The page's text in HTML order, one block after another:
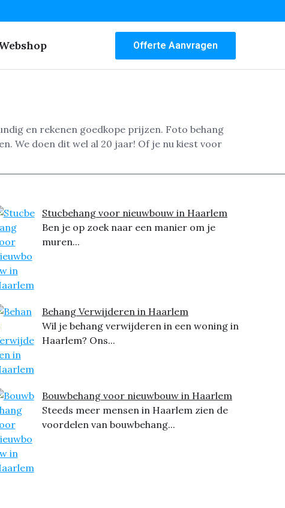
Offerte Aanvragen
en rekenen goedkope prijzen. Foto behang
We doen dit wel al 20 jaar! Of je nu kiest voor
Stucbehang voor nieuwbouw in Haarlem
Ben je op zoek naar een manier om je
muren...
Behang Verwijderen in Haarlem
Wil je behang verwijderen in een woning in
Haarlem? Ons...
Bouwbehang voor nieuwbouw in Haarlem
Steeds meer mensen in Haarlem zien de
voordelen van bouwbehang...